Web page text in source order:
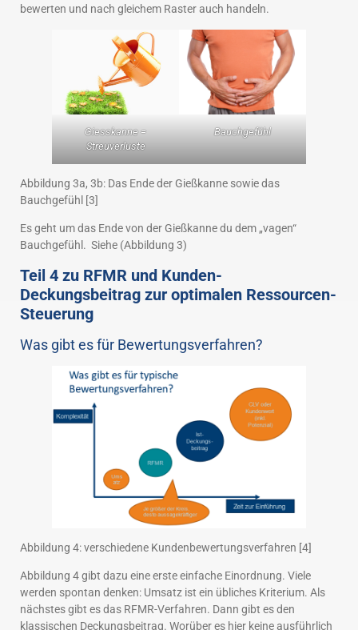
bewerten und nach gleichem Raster auch handeln.
Giesskanne =
Streuverluste
Bauchgefühl
Abbildung 3a, 3b: Das Ende der Gießkanne sowie das
Bauchgefühl [3]
Es geht um das Ende von der Gießkanne du dem „vagen“
Bauchgefühl. Siehe (Abbildung 3)
Teil 4 zu RFMR und Kunden-
Deckungsbeitrag zur optimalen Ressourcen-
Steuerung
Was gibt es für Bewertungsverfahren?
Abbildung 4: verschiedene Kundenbewertungsverfahren [4]
Abbildung 4 gibt dazu eine erste einfache Einordnung. Viele
werden spontan denken: Umsatz ist ein übliches Kriterium. Als
nächstes gibt es das RFMR-Verfahren. Dann gibt es den
klassischen Deckungsbeitrag. Worüber es hier keine ausführlich